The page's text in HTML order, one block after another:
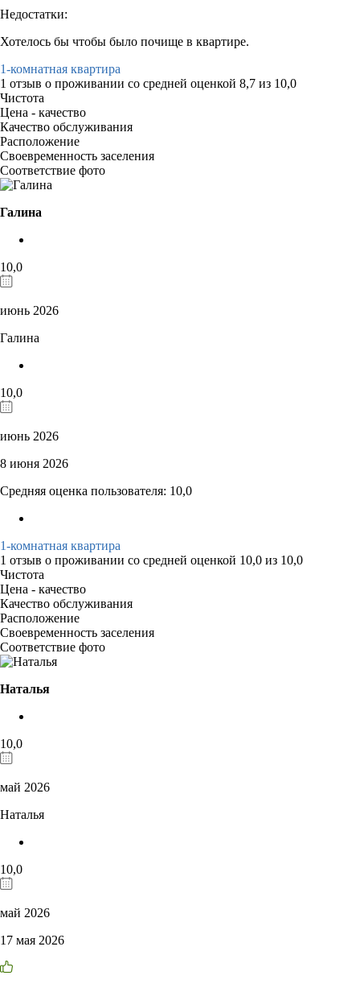
Недостатки:
Хотелось бы чтобы было почище в квартире.
1-комнатная квартира
1 отзыв о проживании со средней оценкой 8,7 из 10,0
Чистота
Цена - качество
Качество обслуживания
Расположение
Своевременность заселения
Соответствие фото
Галина
10,0
июнь 2026
Галина
10,0
июнь 2026
8 июня 2026
Средняя оценка пользователя: 10,0
1-комнатная квартира
1 отзыв о проживании со средней оценкой 10,0 из 10,0
Чистота
Цена - качество
Качество обслуживания
Расположение
Своевременность заселения
Соответствие фото
Наталья
10,0
май 2026
Наталья
10,0
май 2026
17 мая 2026